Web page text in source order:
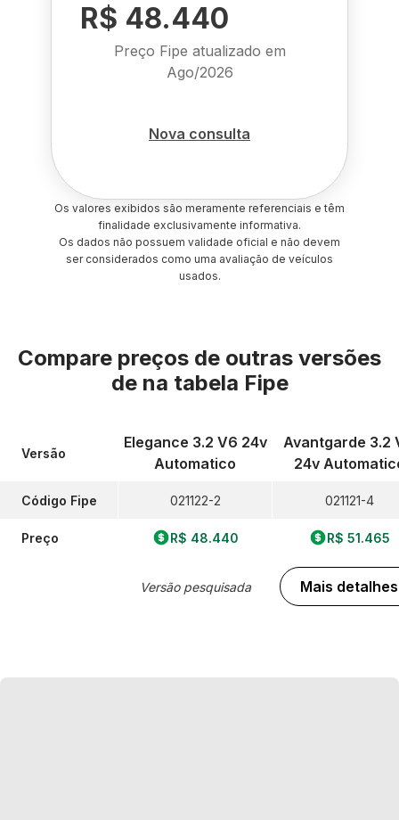
R$ 48.440
Preço Fipe atualizado em
Ago/2026
Nova consulta
Os valores exibidos são meramente referenciais e têm
finalidade exclusivamente informativa.
Os dados não possuem validade oficial e não devem
ser considerados como uma avaliação de veículos
usados.
Compare preços de outras versões
de na tabela Fipe
Versão
Código Fipe
Preço
Elegance 3.2 V6 24v
Automatico
021122-2
R$ 48.440
Versão pesquisada
Avantgarde 3.2
24v
021121-4
R$ 51.465
Mais detalhes